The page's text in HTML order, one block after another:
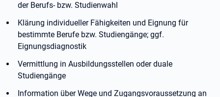
der Berufs- bzw. Studienwahl
Klärung individueller Fähigkeiten und Eignung für
bestimmte Berufe bzw. Studiengänge; ggf.
Eignungsdiagnostik
Vermittlung in Ausbildungsstellen oder duale
Studiengänge
Information über Wege und Zugangsvoraussetzung an